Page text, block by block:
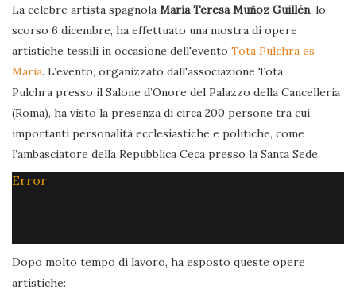
La celebre artista spagnola María Teresa Muñoz Guillén, lo
scorso 6 dicembre, ha effettuato una mostra di opere
artistiche tessili in occasione dell'evento Tota Pulchra es
Maria. L’evento, organizzato dall'associazione Tota
Pulchra presso il Salone d’Onore del Palazzo della Cancelleria
(Roma), ha visto la presenza di circa 200 persone tra cui
importanti personalità ecclesiastiche e politiche, come
l’ambasciatore della Repubblica Ceca presso la Santa Sede.
Error
Dopo molto tempo di lavoro, ha esposto queste opere
artistiche: